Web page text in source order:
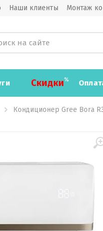
Наши клиенты Монтаж
Скидки
Кондиционер Gree Bora